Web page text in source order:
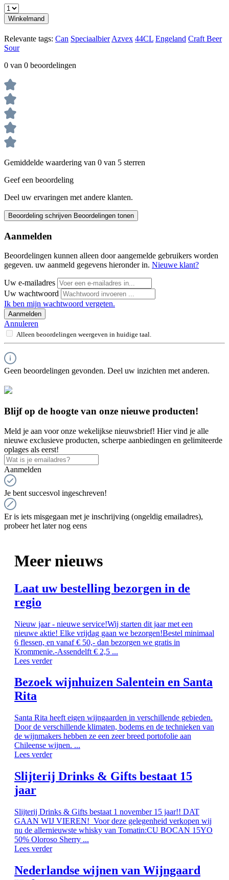
Winkelmand
Relevante tags: Can Speciaalbier Azvex 44CL Engeland Craft Beer
Sour
0 van 0 beoordelingen
Gemiddelde waardering van 0 van 5 sterren
Geef een beoordeling
Deel uw ervaringen met andere klanten.
Beoordeling schrijven Beoordelingen tonen
Aanmelden
Beoordelingen kunnen alleen door aangemelde gebruikers worden
gegeven. uw aanmeld gegevens hieronder in. Nieuwe klant?
Uw e-mailadres
Uw wachtwoord
Ik ben mijn wachtwoord vergeten.
Aanmelden
Annuleren
Alleen beoordelingen weergeven in huidige taal.
Geen beoordelingen gevonden. Deel uw inzichten met anderen.
Blijf op de hoogte van onze nieuwe producten!
Meld je aan voor onze wekelijkse nieuwsbrief! Hier vind je alle
nieuwe exclusieve producten, scherpe aanbiedingen en gelimiteerde
oplages als eerst!
Aanmelden
Je bent succesvol ingeschreven!
Er is iets misgegaan met je inschrijving (ongeldig emailadres),
probeer het later nog eens
Meer nieuws
Laat uw bestelling bezorgen in de
regio
Nieuw jaar - nieuwe service!Wij starten dit jaar met een
nieuwe aktie! Elke vrijdag gaan we bezorgen!Bestel minimaal
6 flessen, en vanaf € 50,- dan bezorgen we gratis in
Krommenie.-Assendelft € 2,5 ...
Lees verder
Bezoek wijnhuizen Salentein en Santa
Rita
Santa Rita heeft eigen wijngaarden in verschillende gebieden.
Door de verschillende klimaten, bodems en de technieken van
de wijnmakers hebben ze een zeer breed portofolie aan
Chileense wijnen. ...
Lees verder
Slijterij Drinks & Gifts bestaat 15
jaar
Slijterij Drinks & Gifts bestaat 1 november 15 jaar!! DAT
GAAN WIJ VIEREN! Voor deze gelegenheid verkopen wij
nu de allernieuwste whisky van Tomatin:CU BOCAN 15YO
50% Oloroso Sherry ...
Lees verder
Nederlandse wijnen van Wijngaard